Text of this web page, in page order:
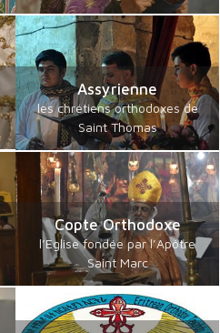
Assyrienne
les chrétiens orthodoxes de
Saint Thomas
Copte Orthodoxe
l’Eglise fondée par l’Apôtre
Saint Marc